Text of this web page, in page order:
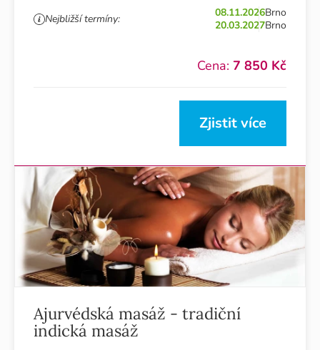
Nejbližší termíny: 08.11.2026Brno
20.03.2027Brno
Cena: 7 850 Kč
Zjistit více
Ajurvédská masáž - tradiční
indická masáž